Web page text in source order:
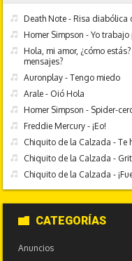
Death Note - Risa diabólica
Homer Simpson - Yo
Hola, mi amor, ¿cómo
mensajes?
Auronplay - Tengo miedo
Arale - Oió Hola
Homer Simpson - Spider-
Freddie Mercury - ¡Eo!
Chiquito de la Calzada - Te
Chiquito de la Calzada -
Chiquito de la Calzada -
CATEGORÍAS
Anuncios